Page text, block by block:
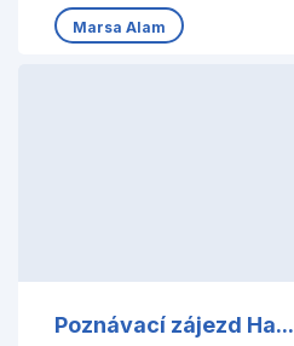
Marsa Alam
Poznávací zájezd Ha...